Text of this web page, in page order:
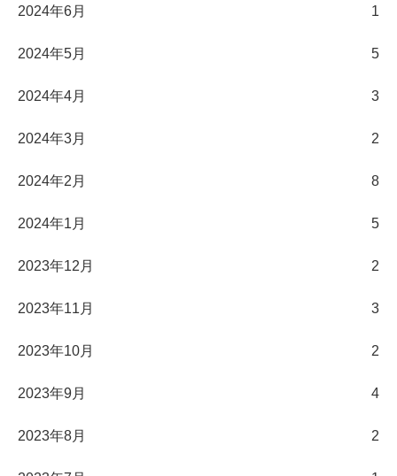
2024年6月 1
2024年5月 5
2024年4月 3
2024年3月 2
2024年2月 8
2024年1月 5
2023年12月 2
2023年11月 3
2023年10月 2
2023年9月 4
2023年8月 2